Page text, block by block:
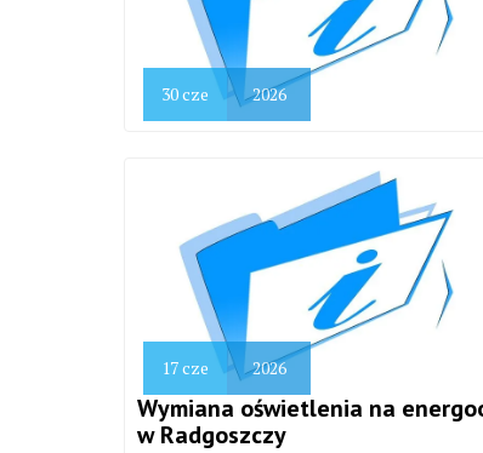
30cze 2026
17cze 2026
Wymiana oświetlenia na
w Radgoszczy